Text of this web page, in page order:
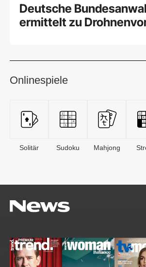
Deutsche
ermittelt zu
Onlinespiele
Solitär Sudoku Mahjong